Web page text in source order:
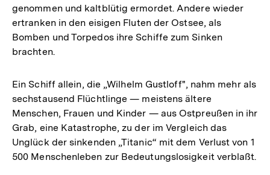
genommen und kaltblütig ermordet. Andere wieder
ertranken in den eisigen Fluten der Ostsee, als
Bomben und Torpedos ihre Schiffe zum Sinken
brachten.
Ein Schiff allein, die „Wilhelm Gustloff", nahm mehr als
sechstausend Flüchtlinge — meistens ältere
Menschen, Frauen und Kinder — aus Ostpreußen in ihr
Grab, eine Katastrophe, zu der im Vergleich das
Unglück der sinkenden „Titanic“ mit dem Verlust von 1
500 Menschenleben zur Bedeutungslosigkeit verblaßt.